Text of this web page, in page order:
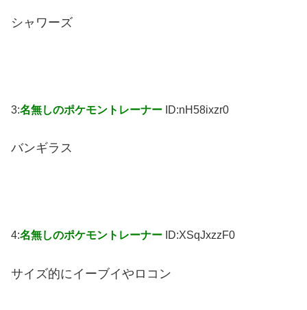
シャワーズ
3:名無しのポケモントレーナー ID:nH58ixzr0
バンギラス
4:名無しのポケモントレーナー ID:XSqJxzzF0
サイズ的にイーブイやロコン